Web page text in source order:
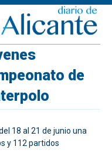
de
18 al 21 de junio una
y 112 partidos